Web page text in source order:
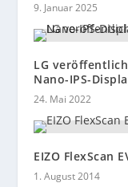
9. Januar 2025
LG
Nano-IPS-
24. Mai 2022
EIZO FlexScan
1. August 2014